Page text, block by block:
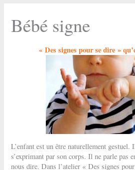
Bébé signe
« Des signes pour se dire »
L’enfant est un être naturellement gestuel.
s’exprimant par son corps. Il ne parle pas
nous dire. Dans l’atelier « Des signes